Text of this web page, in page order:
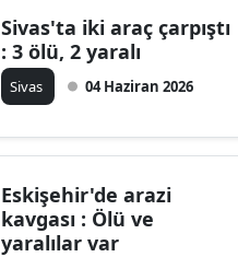
Eskişehir
Gaziantep
Sivas'ta iki araç çarpıştı
: 3 ölü, 2 yaralı
Sivas 04 Haziran 2026
Eskişehir'de arazi
kavgası : Ölü ve
yaralılar var